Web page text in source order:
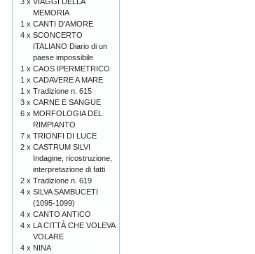
MEMORIA
1 x CANTI D'AMORE
4 x SCONCERTO
ITALIANO Diario di un
paese impossibile
1 x CAOS IPERMETRICO
1 x CADAVERE A MARE
1 x Tradizione n. 615
3 x CARNE E SANGUE
6 x MORFOLOGIA DEL
RIMPIANTO
7 x TRIONFI DI LUCE
2 x CASTRUM SILVI
Indagine, ricostruzione,
interpretazione di fatti
2 x Tradizione n. 619
4 x SILVA SAMBUCETI
(1095-1099)
4 x CANTO ANTICO
4 x LA CITTÀ CHE VOLEVA
VOLARE
4 x NINA